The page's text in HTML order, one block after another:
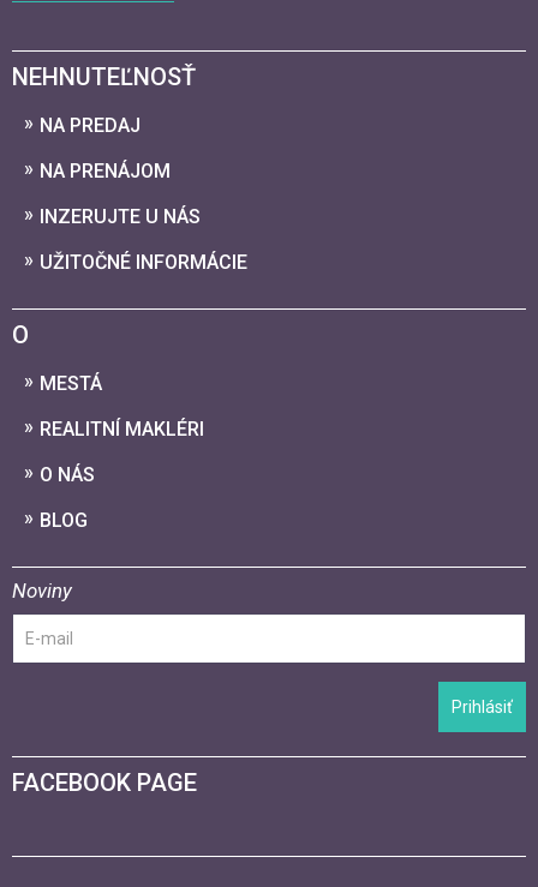
NEHNUTEĽNOSŤ
NA PREDAJ
NA PRENÁJOM
INZERUJTE U NÁS
UŽITOČNÉ INFORMÁCIE
O
MESTÁ
REALITNÍ MAKLÉRI
O NÁS
BLOG
Noviny
Prihlásiť
FACEBOOK PAGE